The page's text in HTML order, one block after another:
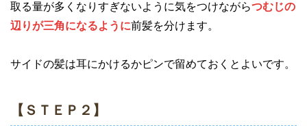
取る量が多くなりすぎないように気をつけながらつむじの
辺りが三角になるように前髪を分けます。
サイドの髪は耳にかけるかピンで留めておくとよいです。
【ＳＴＥＰ２】